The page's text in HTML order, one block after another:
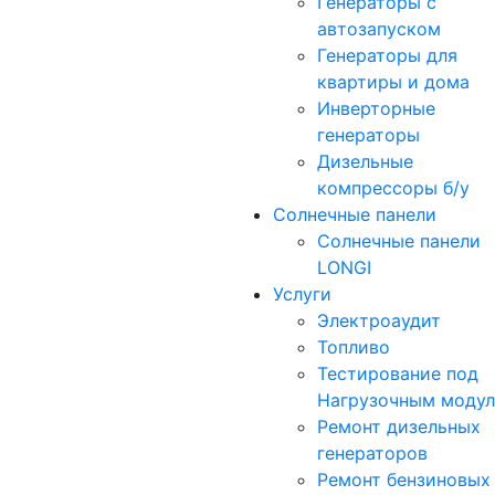
автозапуском
Генераторы для
квартиры и дома
Инверторные
генераторы
Дизельные
компрессоры б/у
Солнечные панели
Солнечные панели
LONGI
Услуги
Электроаудит
Топливо
Тестирование под
Нагрузочным
Ремонт дизельных
генераторов
Ремонт бензиновых